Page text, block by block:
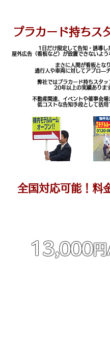
プラカード持ちス
1日だけ限定して告知・誘導し
屋外広告（看板など）が設置できないよう
まさに人間が看板となり
通行人や車両に対してアプロ―チ
弊社ではプラカード持ちスタッ
20年以上の実績ありま
不動産関連、イベントや催事会場
低コストな告知手段として活用
全国対応可能！料
13,000